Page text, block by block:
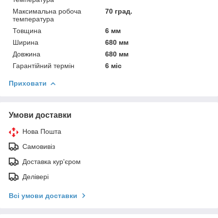
Максимальна робоча
температура
70 град.
Товщина
6 мм
Ширина
680 мм
Довжина
680 мм
Гарантійний термін
6 міс
Приховати
Умови доставки
Нова Пошта
Самовивіз
Доставка кур'єром
Делівері
Всі умови доставки